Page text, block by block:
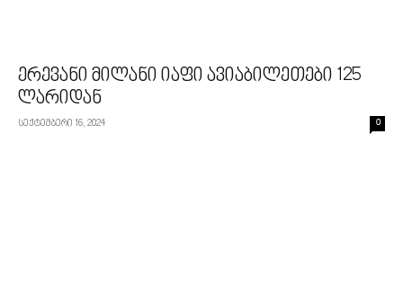
ერევანი მილანი იაფი ავიაბილეთები 125
ლარიდან
სექტემბერი 16, 2024 0